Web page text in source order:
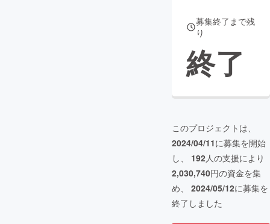
募集終了まで残
り
終了
このプロジェクトは、
2024/04/11に募集を開始
し、 192人の支援により
2,030,740円の資金を集
め、 2024/05/12に募集を
終了しました